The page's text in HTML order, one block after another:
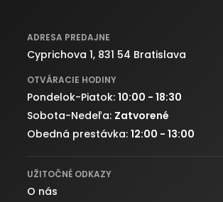
ADRESA PREDAJNE
Cyprichova 1, 831 54 Bratislava
OTVÁRACIE HODINY
Pondelok-Piatok: 10:00 - 18:30
Sobota-Nedeľa: Zatvorené
Obedná prestávka: 12:00 - 13:00
UŽITOČNÉ ODKAZY
O nás